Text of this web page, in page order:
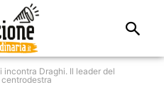
incontra Draghi. Il leader del